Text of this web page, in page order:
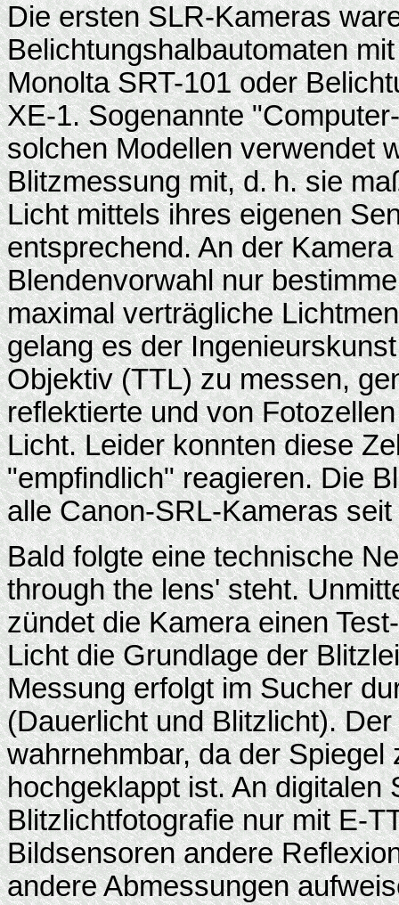
Die ersten SLR-Kameras
Belichtungshalbautomaten
Monolta SRT-101 oder
XE-1. Sogenannte
solchen Modellen verwendet
Blitzmessung mit, d. h. sie
Licht mittels ihres eigenen
entsprechend. An der
Blendenvorwahl nur
maximal verträgliche
gelang es der
Objektiv (TTL) zu messen,
reflektierte und von
Licht. Leider konnten diese
"empfindlich" reagieren. Die
alle Canon-SRL-Kameras
Bald folgte eine technische
through the lens' steht.
zündet die Kamera einen
Licht die Grundlage der
Messung erfolgt im Sucher
(Dauerlicht und Blitzlicht).
wahrnehmbar, da der
hochgeklappt ist. An
Blitzlichtfotografie nur mit E-
Bildsensoren andere
andere Abmessungen